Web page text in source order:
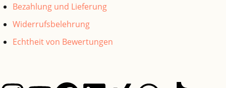
Bezahlung und Lieferung
Widerrufsbelehrung
Echtheit von Bewertungen